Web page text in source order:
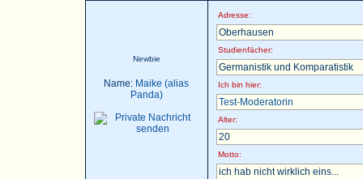
Newbie
Name: Maike (alias
Panda)
Adresse:
Oberhausen
Studienfächer:
Germanistik und Komparatistik
Ich bin hier:
Test-Moderatorin
Alter:
20
Motto:
ich hab nicht wirklich eins...